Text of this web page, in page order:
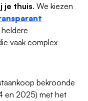
je thuis. We kiezen
vaak complex
bekroonde
en 2025) met het